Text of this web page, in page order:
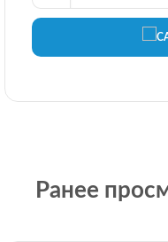
Ранее